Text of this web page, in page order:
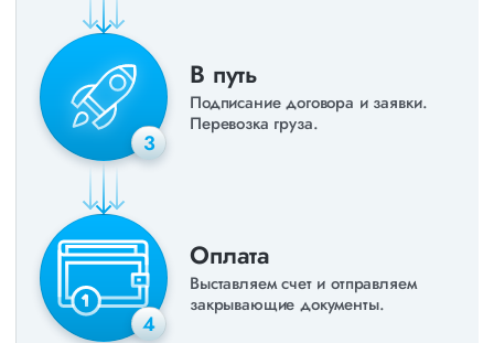
3
В путь
Подписание договора и заявки.
Перевозка груза.
4
Оплата
Выставляем счет и отправляем
закрывающие документы.